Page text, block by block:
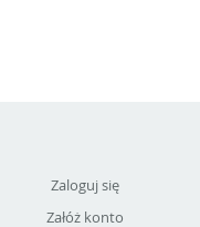
Zaloguj się
Załóż konto